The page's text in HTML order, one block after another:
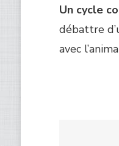
Un cycle
débattre
avec